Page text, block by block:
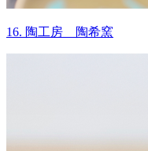
16. 陶工房 陶希窯